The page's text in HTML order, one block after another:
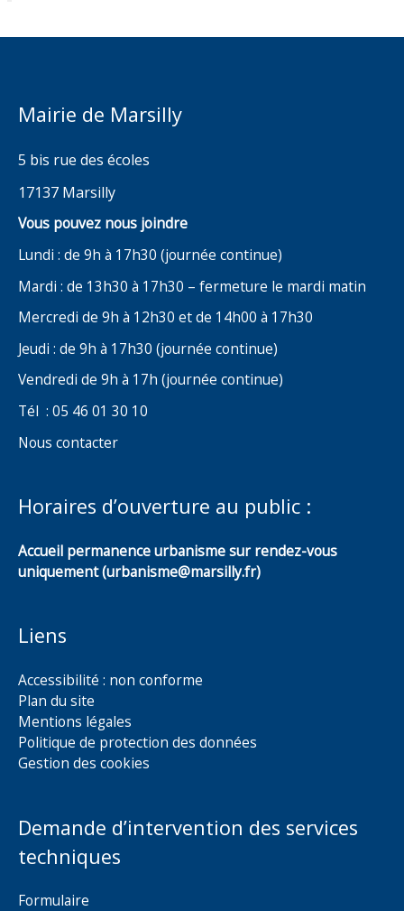
Mairie de Marsilly
5 bis rue des écoles
17137 Marsilly
Vous pouvez nous joindre
Lundi : de 9h à 17h30 (journée continue)
Mardi : de 13h30 à 17h30 – fermeture le mardi matin
Mercredi de 9h à 12h30 et de 14h00 à 17h30
Jeudi : de 9h à 17h30 (journée continue)
Vendredi de 9h à 17h (journée continue)
Tél : 05 46 01 30 10
Nous contacter
Horaires d’ouverture au public :
Accueil permanence urbanisme sur rendez-vous
uniquement (urbanisme@marsilly.fr)
Liens
Accessibilité : non conforme
Plan du site
Mentions légales
Politique de protection des données
Gestion des cookies
Demande d’intervention des services
techniques
Formulaire